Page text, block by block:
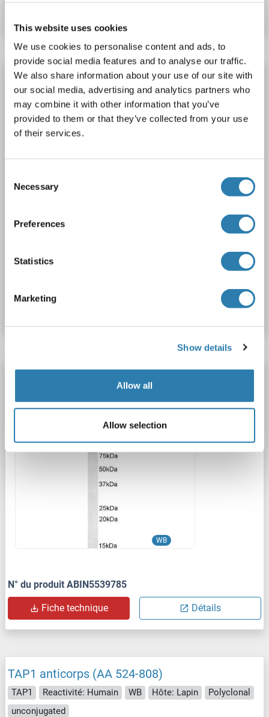
This website uses cookies
We use cookies to personalise content and ads, to
provide social media features and to analyse our traffic.
We also share information about your use of our site with
our social media, advertising and analytics partners who
may combine it with other information that you’ve
provided to them or that they’ve collected from your use
of their services.
Selection
Necessary
Preferences
Statistics
Marketing
Show details
Allow all
Allow selection
TAP1 anticorps (AA 765-794)
TAP1 Reactivité: Humain WB, ELISA, IHC
Hôte: Lapin
Polyclonal
unconjugated
TAP1 anticorps (Internal Region)
Hôte: Chèvre
Polyclonal unconjugated
WB
1 image
N° du produit ABIN5539785
Fiche technique Détails
TAP1 anticorps (AA 524-808)
TAP1 Reactivité: Humain WB Hôte: Lapin
Polyclonal
unconjugated